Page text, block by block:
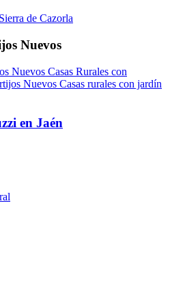
de Cazorla
Nuevos
Nuevos Casas Rurales con
Nuevos Casas rurales con jardín
en Jaén